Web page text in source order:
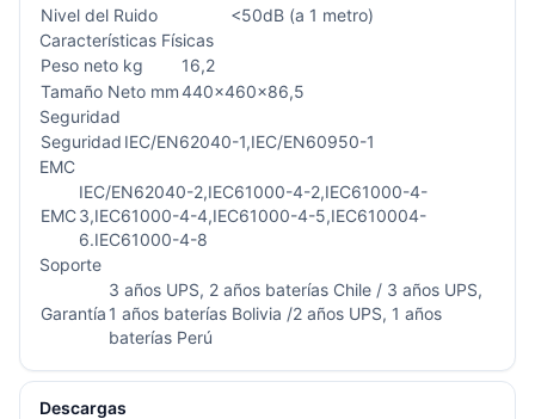
Nivel del Ruido
<50dB (a 1 metro)
Características Físicas
Peso neto kg
16,2
Tamaño Neto mm440x460x86,5
Seguridad
Seguridad IEC/EN62040-1,IEC/EN60950-1
EMC
EMC
IEC/EN62040-2,IEC61000-4-2,IEC61000-4-
3,IEC61000-4-4,IEC61000-4-5,IEC610004-
6.IEC61000-4-8
Soporte
Garantía
3 años UPS, 2 años baterías Chile / 3 años UPS,
1 años baterías Bolivia /2 años UPS, 1 años
baterías Perú
Descargas